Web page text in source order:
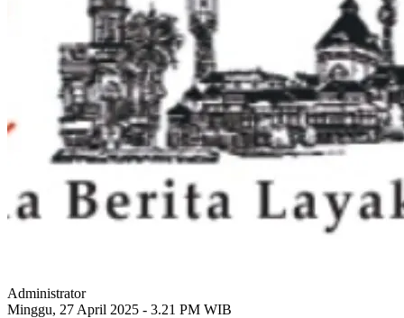
Administrator
Minggu, 27 April 2025 - 3.21 PM WIB